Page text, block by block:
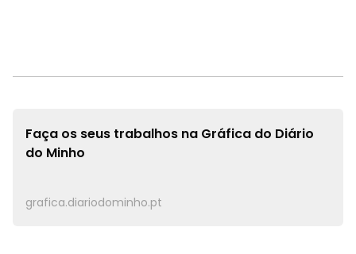
Faça os seus trabalhos na Gráfica do Diário
do Minho
grafica.diariodominho.pt